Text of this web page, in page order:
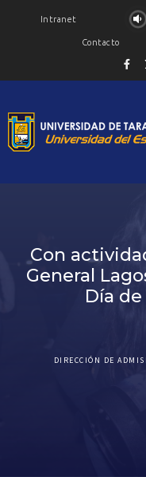
Intranet
Contacto
Con
General
Día
DIRECCIÓN DE